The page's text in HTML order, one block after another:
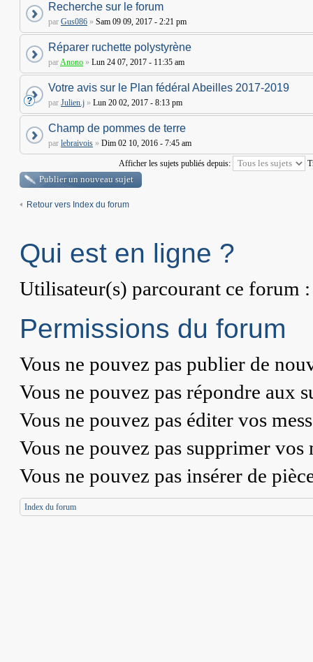
Recherche sur le forum
par Gus086 » Sam 09 09, 2017 - 2:21 pm
Réparer ruchette polystyrène
parAnono » Lun 24 07, 2017 - 11:35 am
Votre avis sur le Plan fédéral Abeilles 2017-2019
par Julien.j » Lun 20 02, 2017 - 8:13 pm
Champ de pommes de terre
par lebraivois » Dim 02 10, 2016 - 7:45 am
Afficher les sujets publiés depuis:
Publier un nouveau sujet
Retour vers Index du forum
Qui est en ligne ?
Utilisateur(s) parcourant ce forum
Permissions du forum
Vous ne pouvez pas publier de
Vous ne pouvez pas répondre aux
Vous ne pouvez pas éditer vos
Vous ne pouvez pas supprimer vos
Vous ne pouvez pas insérer de
Index du forum